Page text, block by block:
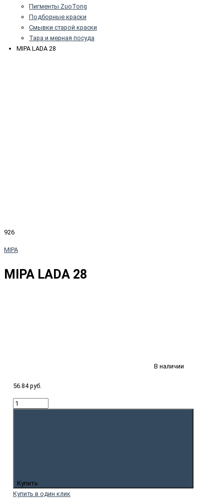
Пигменты ZuoTong
Подборные краски
Смывки старой краски
Тара и мерная посуда
MIPA LADA 28
926
MIPA
MIPA LADA 28
В наличии
56.84 руб.
Купить
Купить в один клик